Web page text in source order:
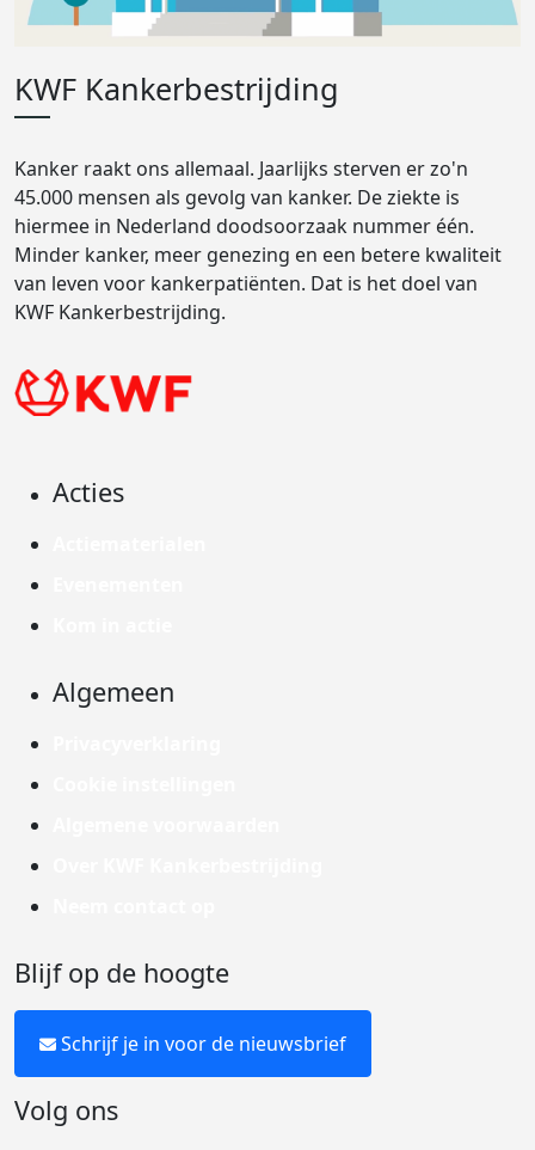
KWF Kankerbestrijding
Kanker raakt ons allemaal. Jaarlijks sterven er zo'n
45.000 mensen als gevolg van kanker. De ziekte is
hiermee in Nederland doodsoorzaak nummer één.
Minder kanker, meer genezing en een betere kwaliteit
van leven voor kankerpatiënten. Dat is het doel van
KWF Kankerbestrijding.
Acties
Algemeen
Blijf op de hoogte
Schrijf je in voor de nieuwsbrief
Volg ons